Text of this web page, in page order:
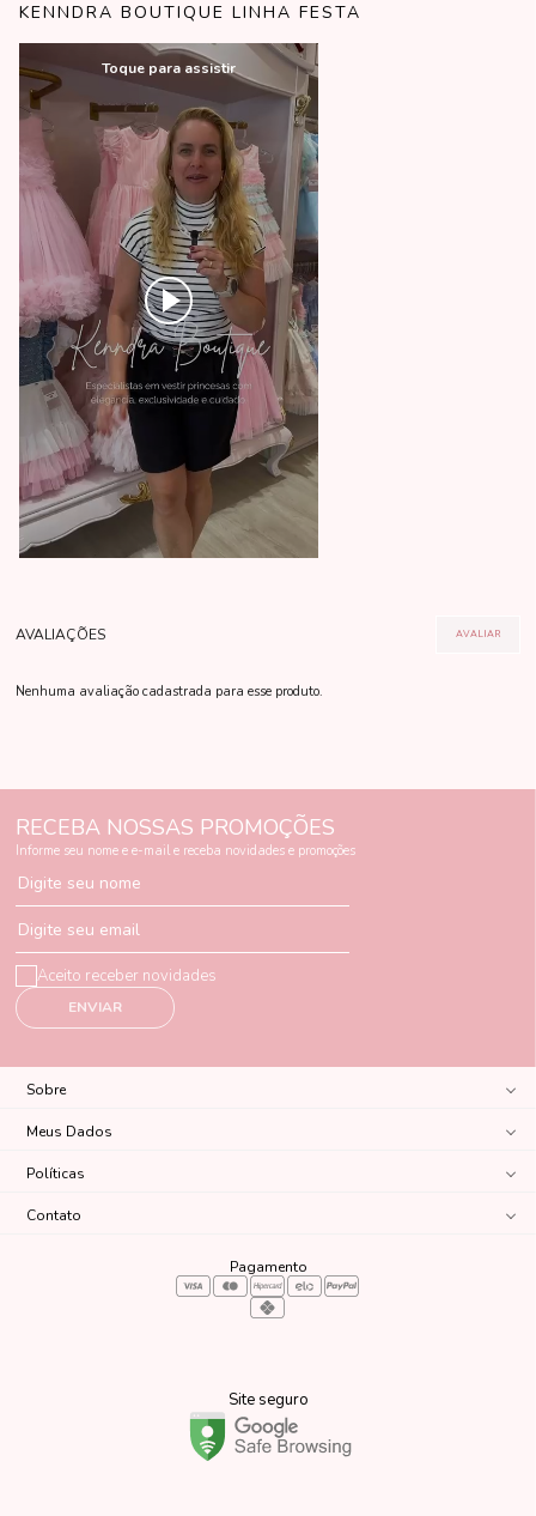
KENNDRA BOUTIQUE LINHA FESTA
Nenhuma avaliação cadastrada para esse produto.
RECEBA NOSSAS PROMOÇÕES
Informe seu nome e e-mail e receba novidades e promoções
Digite seu nome
Digite seu email
ENVIAR
Aceito receber novidades
Sobre
Meus Dados
Políticas
Contato
Pagamento
Site seguro